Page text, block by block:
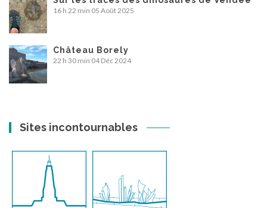
16 h 22 min 05 Août 2025
Château Borely
22 h 30 min 04 Déc 2024
Sites incontournables